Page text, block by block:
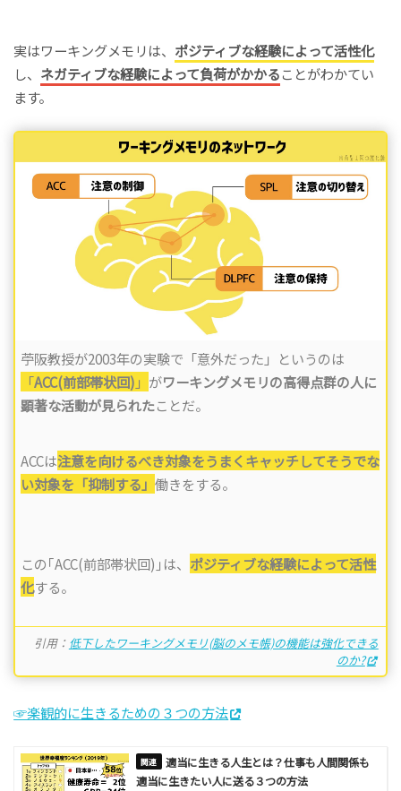
実はワーキングメモリは、 ポジティブな経験によって活性化
し、 ネガティブな経験によって負荷がかかることがわかてい
ます。
苧阪教授が2003年の実験で「意外だった」というのは
「ACC(前部帯状回) 」 がワーキングメモリの高得点群の人に
顕著な活動が見られたことだ。
ACCは注意を向けるべき対象をうまくキャッチしてそうでな
い対象を「抑制する」働きをする。
この｢ACC(前部帯状回)｣は、 ポジティブな経験によって活性
化する。
引用： 低下したワーキングメモリ(脳のメモ帳)の機能は強化できる
のか?
☞楽観的に生きるための３つの方法
適当に生きる人生とは？仕事も人間関係も
適当に生きたい人に送る３つの方法